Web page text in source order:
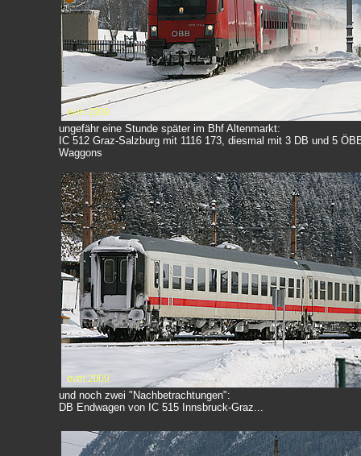
ungefähr eine Stunde später im Bhf Altenmarkt:
IC 512 Graz-Salzburg mit 1116 173, diesmal mit 3 DB und 5
Waggons
und noch zwei "Nachbetrachtungen":
DB Endwagen von IC 515 Innsbruck-Graz...